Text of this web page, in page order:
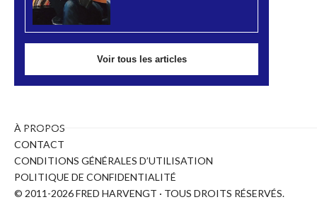
Voir tous les articles
À PROPOS
CONTACT
CONDITIONS GÉNÉRALES D’UTILISATION
POLITIQUE DE CONFIDENTIALITÉ
© 2011-2026 FRED HARVENGT · TOUS DROITS RÉSERVÉS.